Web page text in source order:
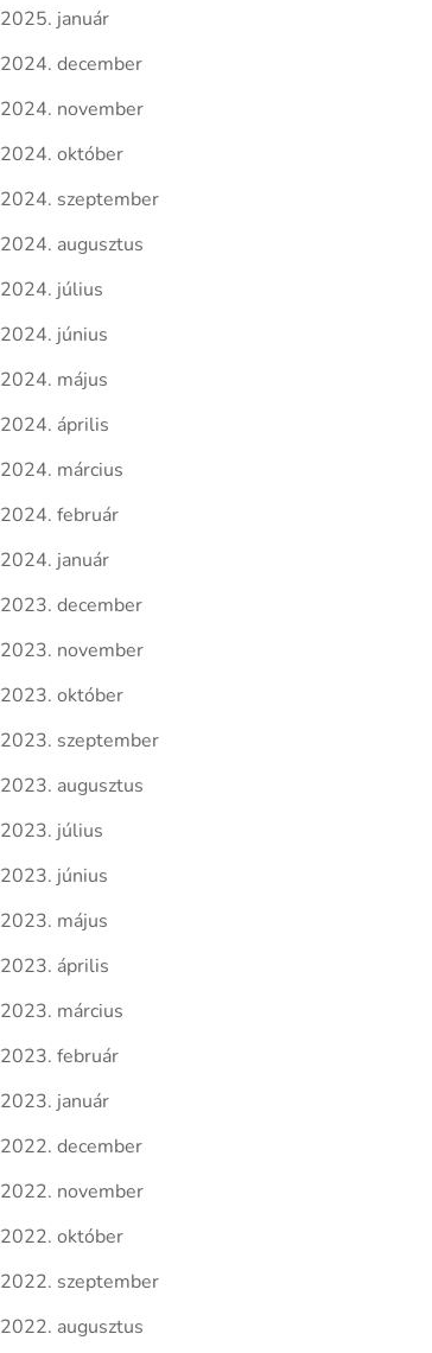
2025. január
2024. december
2024. november
2024. október
2024. szeptember
2024. augusztus
2024. július
2024. június
2024. május
2024. április
2024. március
2024. február
2024. január
2023. december
2023. november
2023. október
2023. szeptember
2023. augusztus
2023. július
2023. június
2023. május
2023. április
2023. március
2023. február
2023. január
2022. december
2022. november
2022. október
2022. szeptember
2022. augusztus